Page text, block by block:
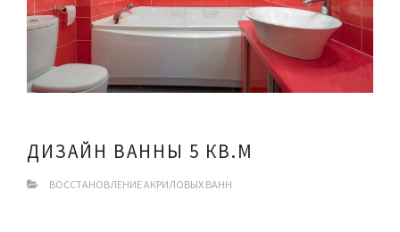
ДИЗАЙН ВАННЫ 5 КВ.М
ВОССТАНОВЛЕНИЕ АКРИЛОВЫХ ВАНН